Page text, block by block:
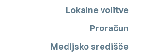
Lokalne volitve
Proračun
Medijsko središče